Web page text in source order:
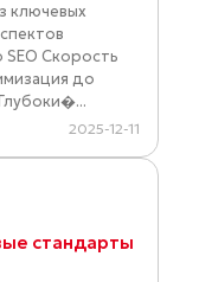
ключевых
Скорость
до
2025-12-11
стандарты